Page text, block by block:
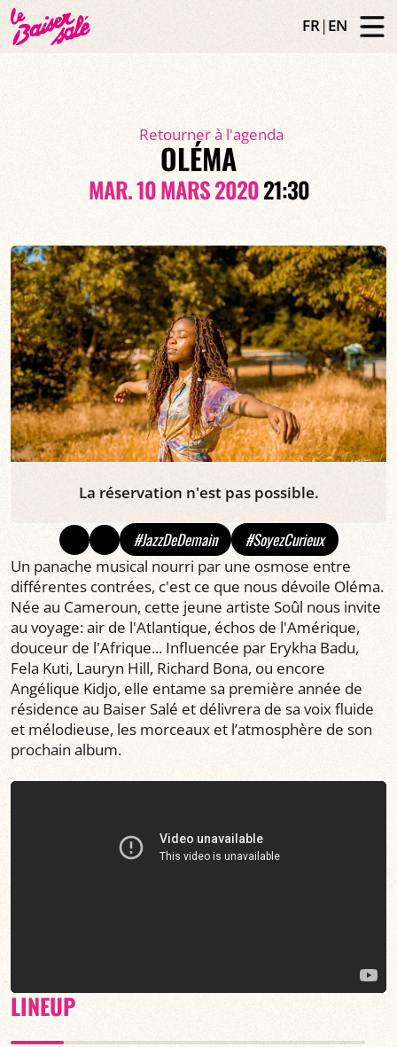
FR|EN
Retourner à l'agenda
OLÉMA
MAR. 10 MARS 202021:30
La réservation n'est pas possible.
#JazzDeDemain #SoyezCurieux
Un panache musical nourri par une osmose entre
différentes contrées, c'est ce que nous dévoile Oléma.
Née au Cameroun, cette jeune artiste Soûl nous invite
au voyage: air de l'Atlantique, échos de l'Amérique,
douceur de l'Afrique... Influencée par Erykha Badu,
Fela Kuti, Lauryn Hill, Richard Bona, ou encore
Angélique Kidjo, elle entame sa première année de
résidence au Baiser Salé et délivrera de sa voix fluide
et mélodieuse, les morceaux et l’atmosphère de son
prochain album.
LINEUP